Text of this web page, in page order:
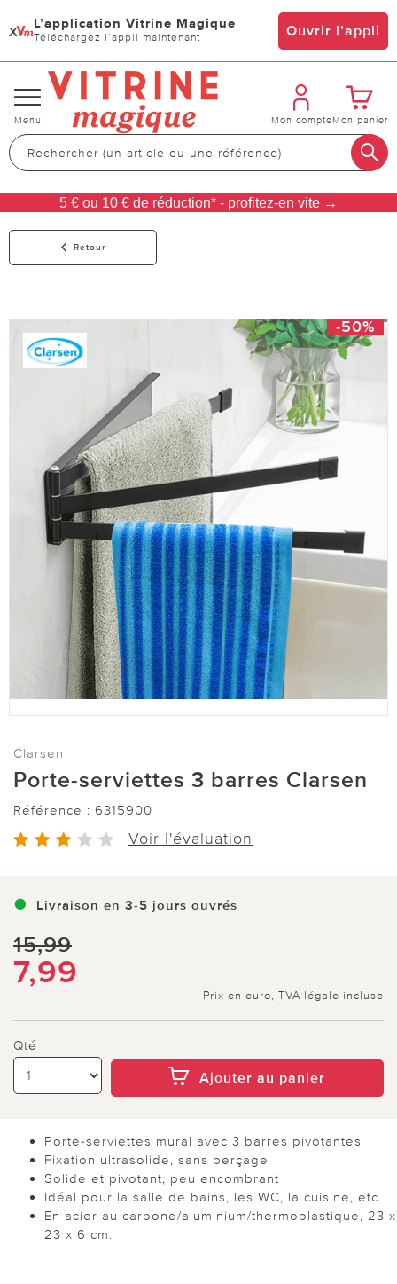
x L’application Vitrine Magique
Téléchargez l’appli maintenant Ouvrir l’appli
Changer
de
navigation
Menu Mon compteMon panier
5 € ou 10 € de réduction* - profitez-en vite →
Retour
-50%
Clarsen
Porte-serviettes 3 barres Clarsen
Référence : 6315900
Voir l'évaluation
Livraison en 3-5 jours ouvrés
15,99
7,99
Prix en euro, TVA légale incluse
Qté
Ajouter au panier
Porte-serviettes mural avec 3 barres pivotantes
Fixation ultrasolide, sans perçage
Solide et pivotant, peu encombrant
Idéal pour la salle de bains, les WC, la cuisine, etc.
En acier au carbone/aluminium/thermoplastique, 23 x
23 x 6 cm.